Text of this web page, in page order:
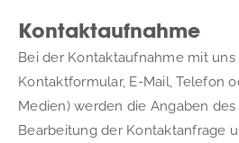
Kontaktaufnahme
Bei der Kontaktaufnahme mit uns
Kontaktformular, E-Mail, Telefon
Medien) werden die Angaben
Bearbeitung der Kontaktanfrage